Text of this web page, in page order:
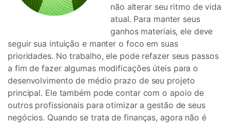
não alterar seu ritmo de vida
atual. Para manter seus
ganhos materiais, ele deve
seguir sua intuição e manter o foco em suas
prioridades. No trabalho, ele pode refazer seus passos
a fim de fazer algumas modificações úteis para o
desenvolvimento de médio prazo de seu projeto
principal. Ele também pode contar com o apoio de
outros profissionais para otimizar a gestão de seus
negócios. Quando se trata de finanças, agora não é